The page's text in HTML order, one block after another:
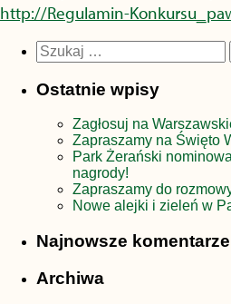
http://Regulamin-
Szukaj:
Ostatnie wpisy
Zagłosuj na
Zapraszamy na Święto
Park Żerański
nagrody!
Zapraszamy do
Nowe alejki i zieleń w
Najnowsze komentarze
Archiwa